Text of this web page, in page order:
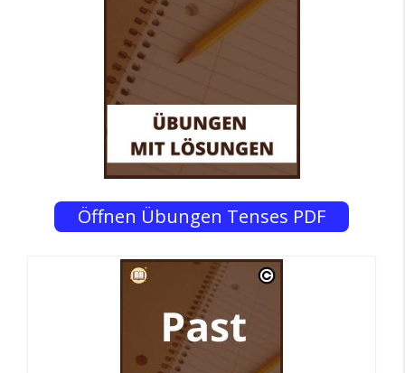
Öffnen Übungen Tenses PDF